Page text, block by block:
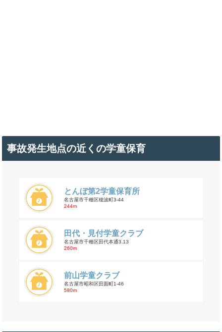
事故発生地点の近くの学童保育
とんぼ第2学童保育所
名古屋市千種区穂波町3-44
244m
田代・見付学童クラブ
名古屋市千種区田代本通3₋13
260m
前山学童クラブ
名古屋市昭和区田面町1-46
580m